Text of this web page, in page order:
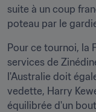
suite à un coup
poteau par le
Pour ce tournoi, la
services de
l'Australie doit
vedette, Harry
équilibrée d'un